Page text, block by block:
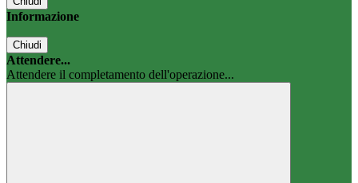
Informazione
Chiudi
Attendere...
Attendere il completamento dell'operazione...